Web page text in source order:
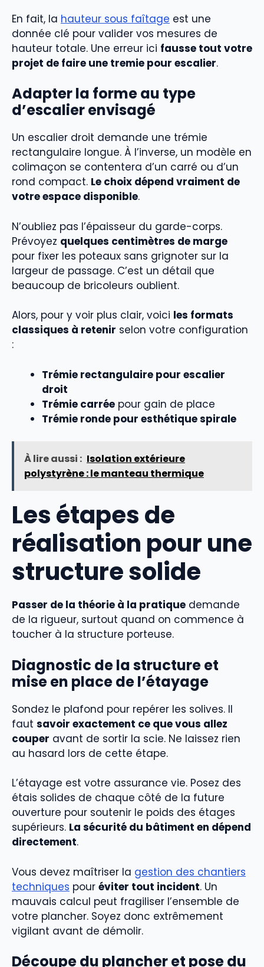
En fait, la hauteur sous faîtage est une
donnée clé pour valider vos mesures de
hauteur totale. Une erreur ici fausse tout votre
projet de faire une tremie pour escalier.
Adapter la forme au type
d’escalier envisagé
Un escalier droit demande une trémie
rectangulaire longue. À l’inverse, un modèle en
colimaçon se contentera d’un carré ou d’un
rond compact. Le choix dépend vraiment de
votre espace disponible.
N’oubliez pas l’épaisseur du garde-corps.
Prévoyez quelques centimètres de marge
pour fixer les poteaux sans grignoter sur la
largeur de passage. C’est un détail que
beaucoup de bricoleurs oublient.
Alors, pour y voir plus clair, voici les formats
classiques à retenir selon votre configuration
:
Trémie rectangulaire pour escalier
droit
Trémie carrée pour gain de place
Trémie ronde pour esthétique spirale
À lire aussi : Isolation extérieure
polystyrène : le manteau thermique
Les étapes de
réalisation pour une
structure solide
Passer de la théorie à la pratique demande
de la rigueur, surtout quand on commence à
toucher à la structure porteuse.
Diagnostic de la structure et
mise en place de l’étayage
Sondez le plafond pour repérer les solives. Il
faut savoir exactement ce que vous allez
couper avant de sortir la scie. Ne laissez rien
au hasard lors de cette étape.
L’étayage est votre assurance vie. Posez des
étais solides de chaque côté de la future
ouverture pour soutenir le poids des étages
supérieurs. La sécurité du bâtiment en dépend
directement.
Vous devez maîtriser la gestion des chantiers
techniques pour éviter tout incident. Un
mauvais calcul peut fragiliser l’ensemble de
votre plancher. Soyez donc extrêmement
vigilant avant de démolir.
Découpe du plancher et pose du